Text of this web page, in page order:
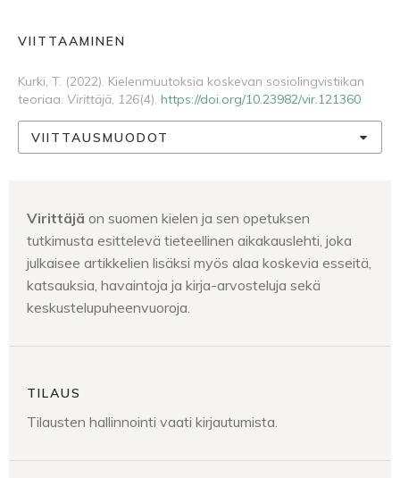
VIITTAAMINEN
Kurki, T. (2022). Kielenmuutoksia koskevan sosiolingvistiikan
teoriaa. Virittäjä, 126(4). https://doi.org/10.23982/vir.121360
VIITTAUSMUODOT
Virittäjä on suomen kielen ja sen opetuksen
tutkimusta esittelevä tieteellinen aikakauslehti, joka
julkaisee artikkelien lisäksi myös alaa koskevia esseitä,
katsauksia, havaintoja ja kirja-arvosteluja sekä
keskustelupuheenvuoroja.
TILAUS
Tilausten hallinnointi vaati kirjautumista.